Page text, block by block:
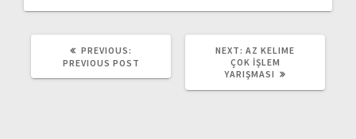
PREVIOUS:
POST:
PREVIOUS POST
NEXT: NEXT
POST:
AZ KELIME
ÇOK İŞLEM
YARIŞMASI